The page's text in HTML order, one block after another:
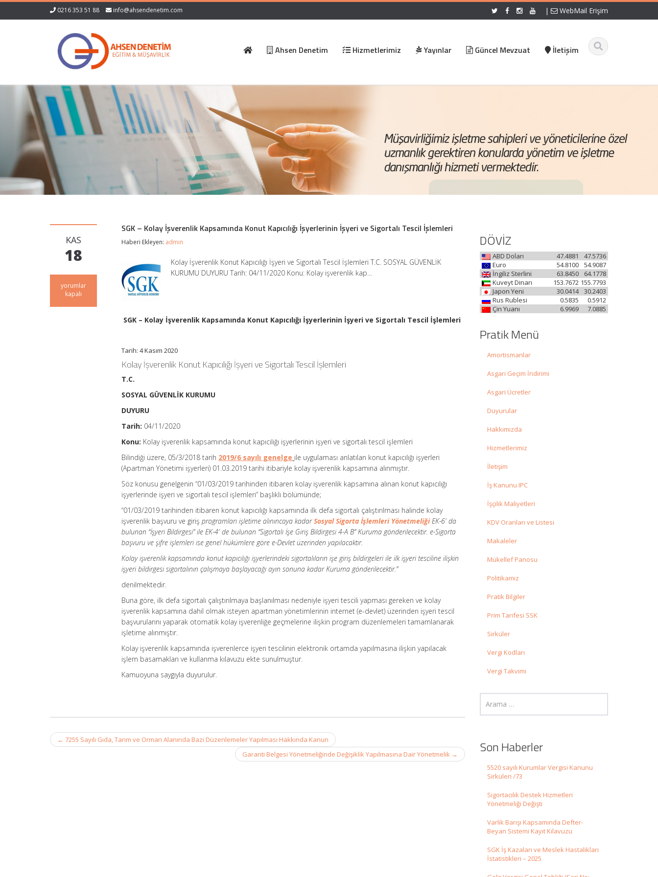
0216 353 51 88 info@ahsendenetim.com | WebMail Erişim
Ahsen Denetim Hizmetlerimiz Yayınlar Güncel Mevzuat İletişim
KAS
18
SGK
yorumlar
kapalı
SGK – Kolay İşverenlik Kapsamında Konut Kapıcılığı İşyerlerinin İşyeri ve Sigortalı Tescil İşlemleri
Haberi Ekleyen: admin
Kolay İşverenlik Konut Kapıcılığı İşyeri ve Sigortalı Tescil İşlemleri T.C. SOSYAL GÜVENLİK
KURUMU DUYURU Tarih: 04/11/2020 Konu: Kolay işverenlik kap…
SGK – Kolay İşverenlik Kapsamında Konut Kapıcılığı İşyerlerinin İşyeri ve Sigortalı Tescil İşlemleri
Tarih: 4 Kasım 2020
Kolay İşverenlik Konut Kapıcılığı İşyeri ve Sigortalı Tescil İşlemleri
T.C.
SOSYAL GÜVENLİK KURUMU
DUYURU
Tarih: 04/11/2020
Konu: Kolay işverenlik kapsamında konut kapıcılığı işyerlerinin işyeri ve sigortalı tescil işlemleri
Bilindiği üzere, 05/3/2018 tarih 2019/6 sayılı genelge ile uygulaması anlatılan konut kapıcılığı işyerleri
(Apartman Yönetimi işyerleri) 01.03.2019 tarihi itibariyle kolay işverenlik kapsamına alınmıştır.
Söz konusu genelgenin “01/03/2019 tarihinden itibaren kolay işverenlik kapsamına alınan konut kapıcılığı
işyerlerinde işyeri ve sigortalı tescil işlemleri” başlıklı bölümünde;
“01/03/2019 tarihinden itibaren konut kapıcılığı kapsamında ilk defa sigortalı çalıştırılması halinde kolay
işverenlik başvuru ve girişprogramları işletime alınıncaya kadarSosyal Sigorta İşlemleri YönetmeliğiEK-6′ da
bulunan “İşyeri Bildirgesi” ile EK-4′ de bulunan “Sigortalı İşe Giriş Bildirgesi 4-A B” Kuruma gönderilecektir. e-Sigorta
başvuru ve şifre işlemleri ise genel hükümlere göre e-Devlet üzerinden yapılacaktır.
Kolay işverenlik kapsamında konut kapıcılığı işyerlerindeki sigortalıların işe giriş bildirgeleri ile ilk işyeri tesciline ilişkin
işyeri bildirgesi sigortalının çalışmaya başlayacağı ayın sonuna kadar Kuruma gönderilecektir.”
denilmektedir.
Buna göre, ilk defa sigortalı çalıştırılmaya başlanılması nedeniyle işyeri tescili yapması gereken ve kolay
işverenlik kapsamına dahil olmak isteyen apartman yönetimlerinin internet (e-devlet) üzerinden işyeri tescil
başvurularını yaparak otomatik kolay işverenliğe geçmelerine ilişkin program düzenlemeleri tamamlanarak
işletime alınmıştır.
Kolay işverenlik kapsamında işverenlerce işyeri tescilinin elektronik ortamda yapılmasına ilişkin yapılacak
işlem basamakları ve kullanma kılavuzu ekte sunulmuştur.
Kamuoyuna saygıyla duyurulur.
Post
navigation
← 7255 Sayılı Gıda, Tarım ve Orman Alanında Bazı Düzenlemeler Yapılması Hakkında Kanun
Garanti Belgesi Yönetmeliğinde Değişiklik Yapılmasına Dair Yönetmelik →
DÖVİZ
ABD Doları 47.5736
47.4881
Euro
54.9087
54.8100
İngiliz Sterlini
64.1778
63.8450
Kuveyt Dinarı
155.7793
153.7672
Japon Yeni
30.2403
30.0414
Rus Rublesi
0.5912
0.5835
Çin Yuanı
7.0885
6.9969
Pratik Menü
Amortismanlar
Asgari Geçim İndirimi
Asgari Ücretler
Duyurular
Hakkımızda
Hizmetlerimiz
İletişim
İş Kanunu IPC
İşçilik Maliyetleri
KDV Oranları ve Listesi
Makaleler
Mükellef Panosu
Politikamız
Pratik Bilgiler
Prim Tarifesi SSK
Sirküler
Vergi Kodları
Vergi Takvimi
Son Haberler
5520 sayılı Kurumlar Vergisi Kanunu
Sirküleri /73
Sigortacılık Destek Hizmetleri
Yönetmeliği Değişti
Varlık Barışı Kapsamında Defter-
Beyan Sistemi Kayıt Kılavuzu
SGK İş Kazaları ve Meslek Hastalıkları
İstatistikleri – 2025